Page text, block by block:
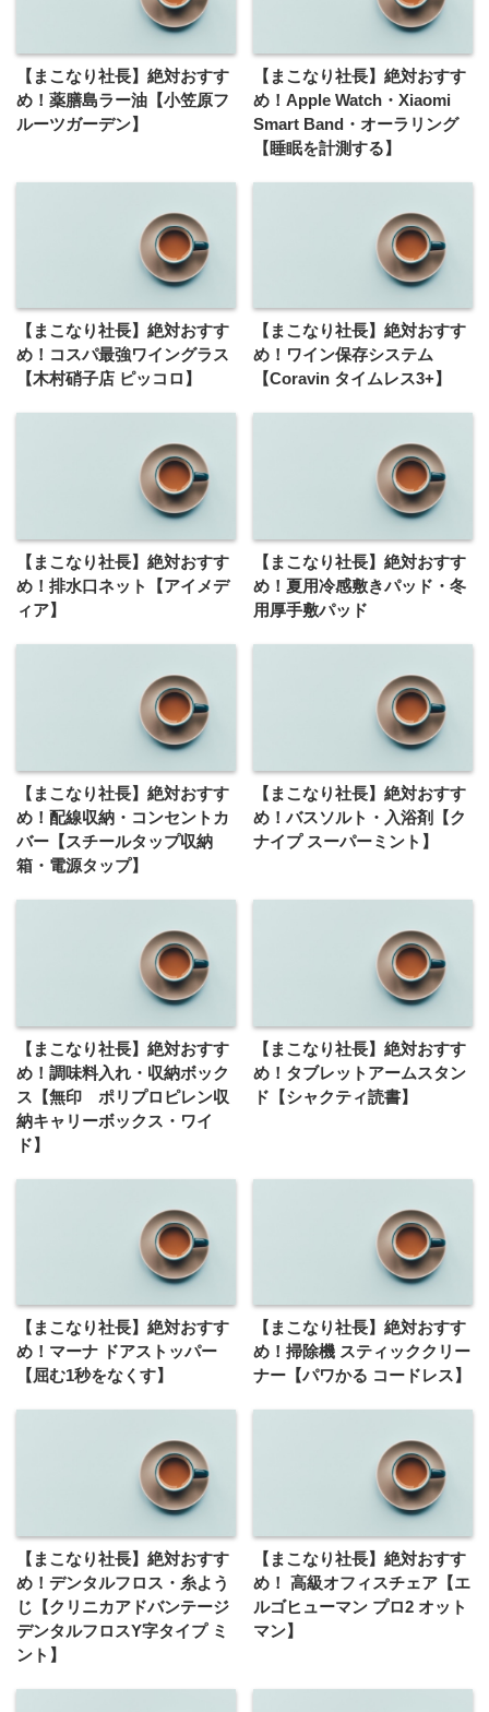
【まこなり社長】絶対おすす
め！薬膳島ラー油【小笠原フ
ルーツガーデン】
【まこなり社長】絶対おすす
め！Apple Watch・Xiaomi
Smart Band・オーラリング
【睡眠を計測する】
【まこなり社長】絶対おすす
め！コスパ最強ワイングラス
【木村硝子店 ピッコロ】
【まこなり社長】絶対おすす
め！ワイン保存システム
【Coravin タイムレス3+】
【まこなり社長】絶対おすす
め！排水口ネット【アイメデ
ィア】
【まこなり社長】絶対おすす
め！夏用冷感敷きパッド・冬
用厚手敷パッド
【まこなり社長】絶対おすす
め！配線収納・コンセントカ
バー【スチールタップ収納
箱・電源タップ】
【まこなり社長】絶対おすす
め！バスソルト・入浴剤【ク
ナイプ スーパーミント】
【まこなり社長】絶対おすす
め！調味料入れ・収納ボック
ス【無印 ポリプロピレン収
納キャリーボックス・ワイ
ド】
【まこなり社長】絶対おすす
め！タブレットアームスタン
ド【シャクティ読書】
【まこなり社長】絶対おすす
め！マーナ ドアストッパー
【屈む1秒をなくす】
【まこなり社長】絶対おすす
め！掃除機 スティッククリー
ナー【パワかる コードレス】
【まこなり社長】絶対おすす
め！デンタルフロス・糸よう
じ【クリニカアドバンテージ
デンタルフロスY字タイプ ミ
ント】
【まこなり社長】絶対おすす
め！ 高級オフィスチェア【エ
ルゴヒューマン プロ2 オット
マン】